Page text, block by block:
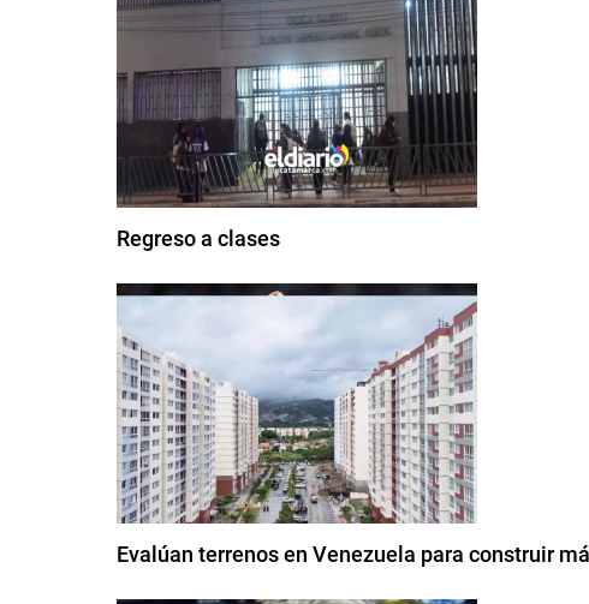
Regreso a clases
Evalúan terrenos en Venezuela para construir